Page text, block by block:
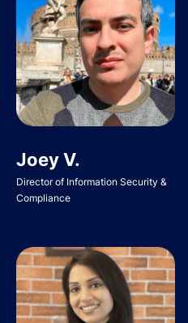
Joey V.
Director of Information Security &
Compliance